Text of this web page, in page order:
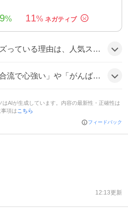
% 11%
現地に合流し、リアルタイムで日本代表を応援したことがファンの期待と喜びを呼び、SNS上で拡散された可能性がある。
流したんだ！」と驚きのコメントも。「現地で応援できて嬉しい」や「ダラスでの様子が見られてワクワク」など、全体的にテンションが上がっている様子だ。
AIが生成しています。内容の最新性・正確性は
項は こちら
フィードバック
12:13更新